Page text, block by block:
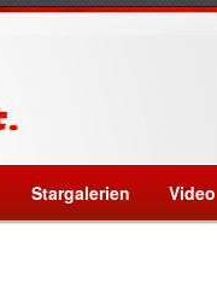
Stargalerien Video